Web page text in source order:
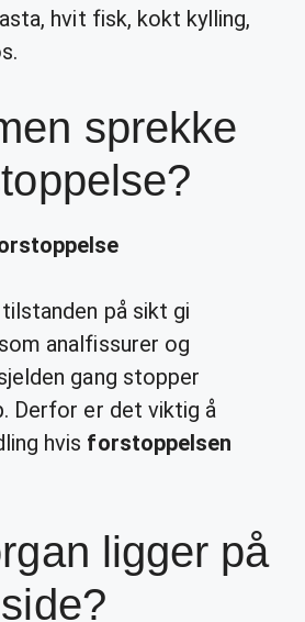
hvit fisk, kokt kylling,
sprekke
tilstanden på sikt gi
analfissurer og
gang stopper
Derfor er det viktig å
hvis forstoppelsen
ligger på